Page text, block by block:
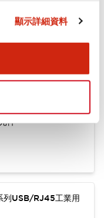
顯示詳細資料
件
列USB/RJ45工業用